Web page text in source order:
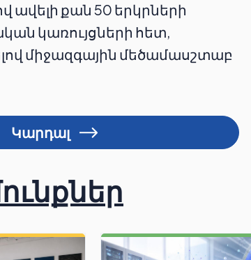
ավելի քան 50 երկրների
կառույցների հետ,
միջազգային մեծամասշտաբ
Կարդալ